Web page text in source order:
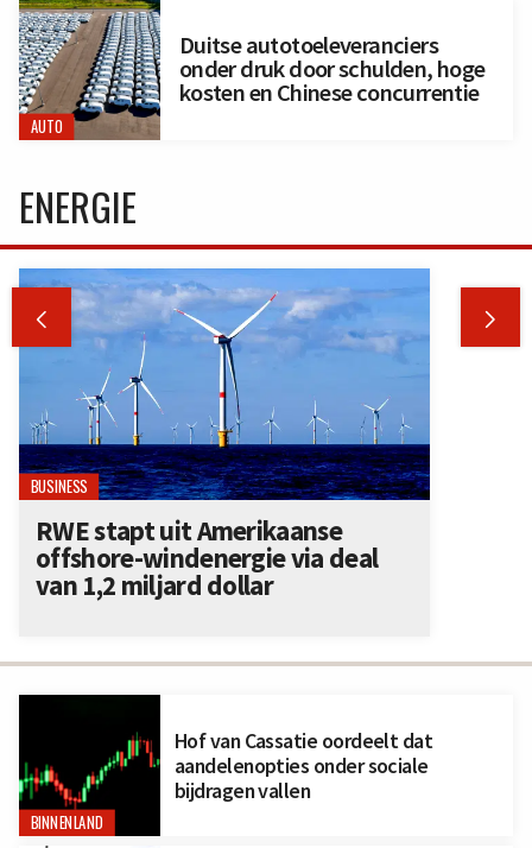
AUTO
Duitse autotoeleveranciers
onder druk door schulden, hoge
kosten en Chinese concurrentie
BINNENLAND
Hof van Cassatie oordeelt dat
aandelenopties onder sociale
bijdragen vallen
ENERGIE
 
BUSINESS
RWE stapt uit Amerikaanse
offshore-windenergie via deal
van 1,2 miljard dollar